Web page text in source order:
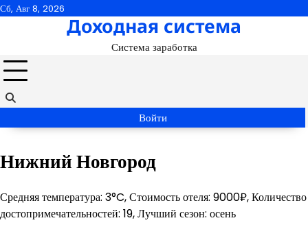
Перейти
Сб, Авг 8, 2026
Доходная система
Система заработка
Войти
Нижний Новгород
Средняя температура: 3°C, Стоимость отеля: 9000₽, Количество
достопримечательностей: 19, Лучший сезон: осень